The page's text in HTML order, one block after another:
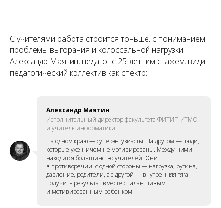
С учителями работа строится тоньше, с пониманием
проблемы выгорания и колоссальной нагрузки.
Александр Маятин, педагог с 25-летним стажем, видит
педагогический коллектив как спектр:
Александр Маятин
Исполнительный директор факультета ФИТИП ИТМО
и учитель информатики
На одном краю — суперэнтузиасты. На другом — люди,
которые уже ничем не мотивированы. Между ними
находится большинство учителей. Они
в противоречии: с одной стороны — нагрузка, рутина,
давление, родители, а с другой — внутренняя тяга
получить результат вместе с талантливым
и мотивированным ребенком.